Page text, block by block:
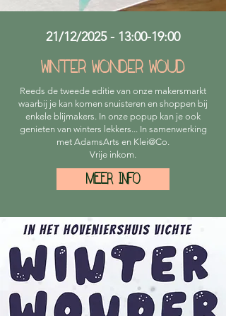
21/12/2025 - 13:00-19:00
Winter Wonder Woud
Reeds de tweede editie van onze makersmarkt
waarbij je kan komen snuisteren en shoppen bij
enkele blijmakers. In onze popup kan je ook
genieten van winters lekkers... In samenwerking
met AdamsArts en Klei@Co.
Vrije inkom.
MEER INFO